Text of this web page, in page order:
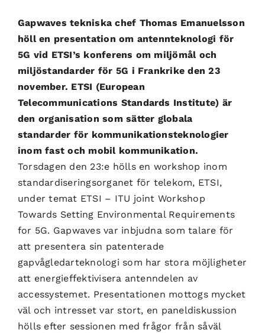
Gapwaves tekniska chef Thomas Emanuelsson
höll en presentation om antennteknologi för
5G vid ETSI’s konferens om miljömål och
miljöstandarder för 5G i Frankrike den 23
november. ETSI (European
Telecommunications Standards Institute) är
den organisation som sätter globala
standarder för kommunikationsteknologier
inom fast och mobil kommunikation.
Torsdagen den 23:e hölls en workshop inom
standardiseringsorganet för telekom, ETSI,
under temat ETSI – ITU joint Workshop
Towards Setting Environmental Requirements
for 5G. Gapwaves var inbjudna som talare för
att presentera sin patenterade
gapvågledarteknologi som har stora möjligheter
att energieffektivisera antenndelen av
accessystemet. Presentationen mottogs mycket
väl och intresset var stort, en paneldiskussion
hölls efter sessionen med frågor från såväl